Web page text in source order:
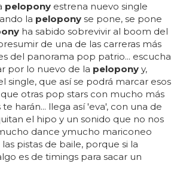
pelopony estrena nuevo single
la pelopony se pone, se pone
ha sabido sobrevivir al boom del
de una de las carreras más
del panorama pop patrio... escucha
por lo nuevo de la pelopony y,
single, que así se podrá marcar esos
otras pop stars con mucho más
harán... llega así 'eva', con una de
el hipo y un sonido que no nos
dance ymucho mariconeo
pistas de baile, porque si la
es de timings para sacar un